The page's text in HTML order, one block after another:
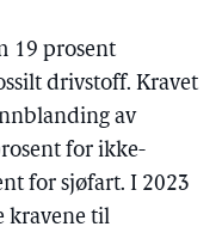
19 prosent
drivstoff. Kravet
av
for ikke-
for sjøfart. I 2023
kravene til